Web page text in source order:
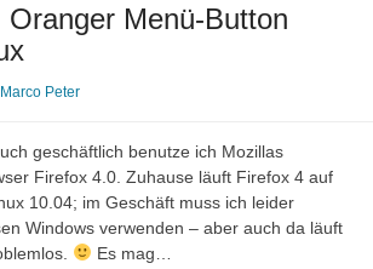
Oranger Menü-Button
Marco Peter
geschäftlich benutze ich Mozillas
Firefox 4.0. Zuhause läuft Firefox 4 auf
10.04; im Geschäft muss ich leider
Windows verwenden – aber auch da läuft
Es mag…